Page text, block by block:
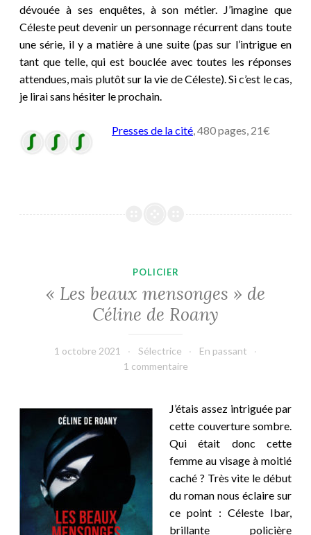
dévouée à ses enquêtes, à son métier. J’imagine que
Céleste peut devenir un personnage récurrent dans toute
une série, il y a matière à une suite (pas sur l’intrigue en
tant que telle, qui est bouclée avec toutes les réponses
attendues, mais plutôt sur la vie de Céleste). Si c’est le cas,
je lirai sans hésiter le prochain.
Presses de la cité , 480 pages, 21€
POLICIER
« Les beaux mensonges » de
Céline de Roany
1 octobre 2021 Sélectrice
En passant
1 commentaire
J’étais assez intriguée par
cette couverture sombre.
Qui était donc cette
femme au visage à moitié
caché ? Très vite le début
du roman nous éclaire sur
ce point : Céleste Ibar,
brillante policière